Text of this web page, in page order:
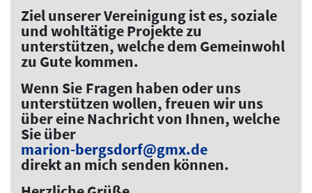
Ziel unserer Vereinigung ist es, soziale
und wohltätige Projekte zu
unterstützen, welche dem Gemeinwohl
zu Gute kommen.
Wenn Sie Fragen haben oder uns
unterstützen wollen, freuen wir uns
über eine Nachricht von Ihnen, welche
Sie über
marion-bergsdorf@gmx.de
direkt an mich senden können.